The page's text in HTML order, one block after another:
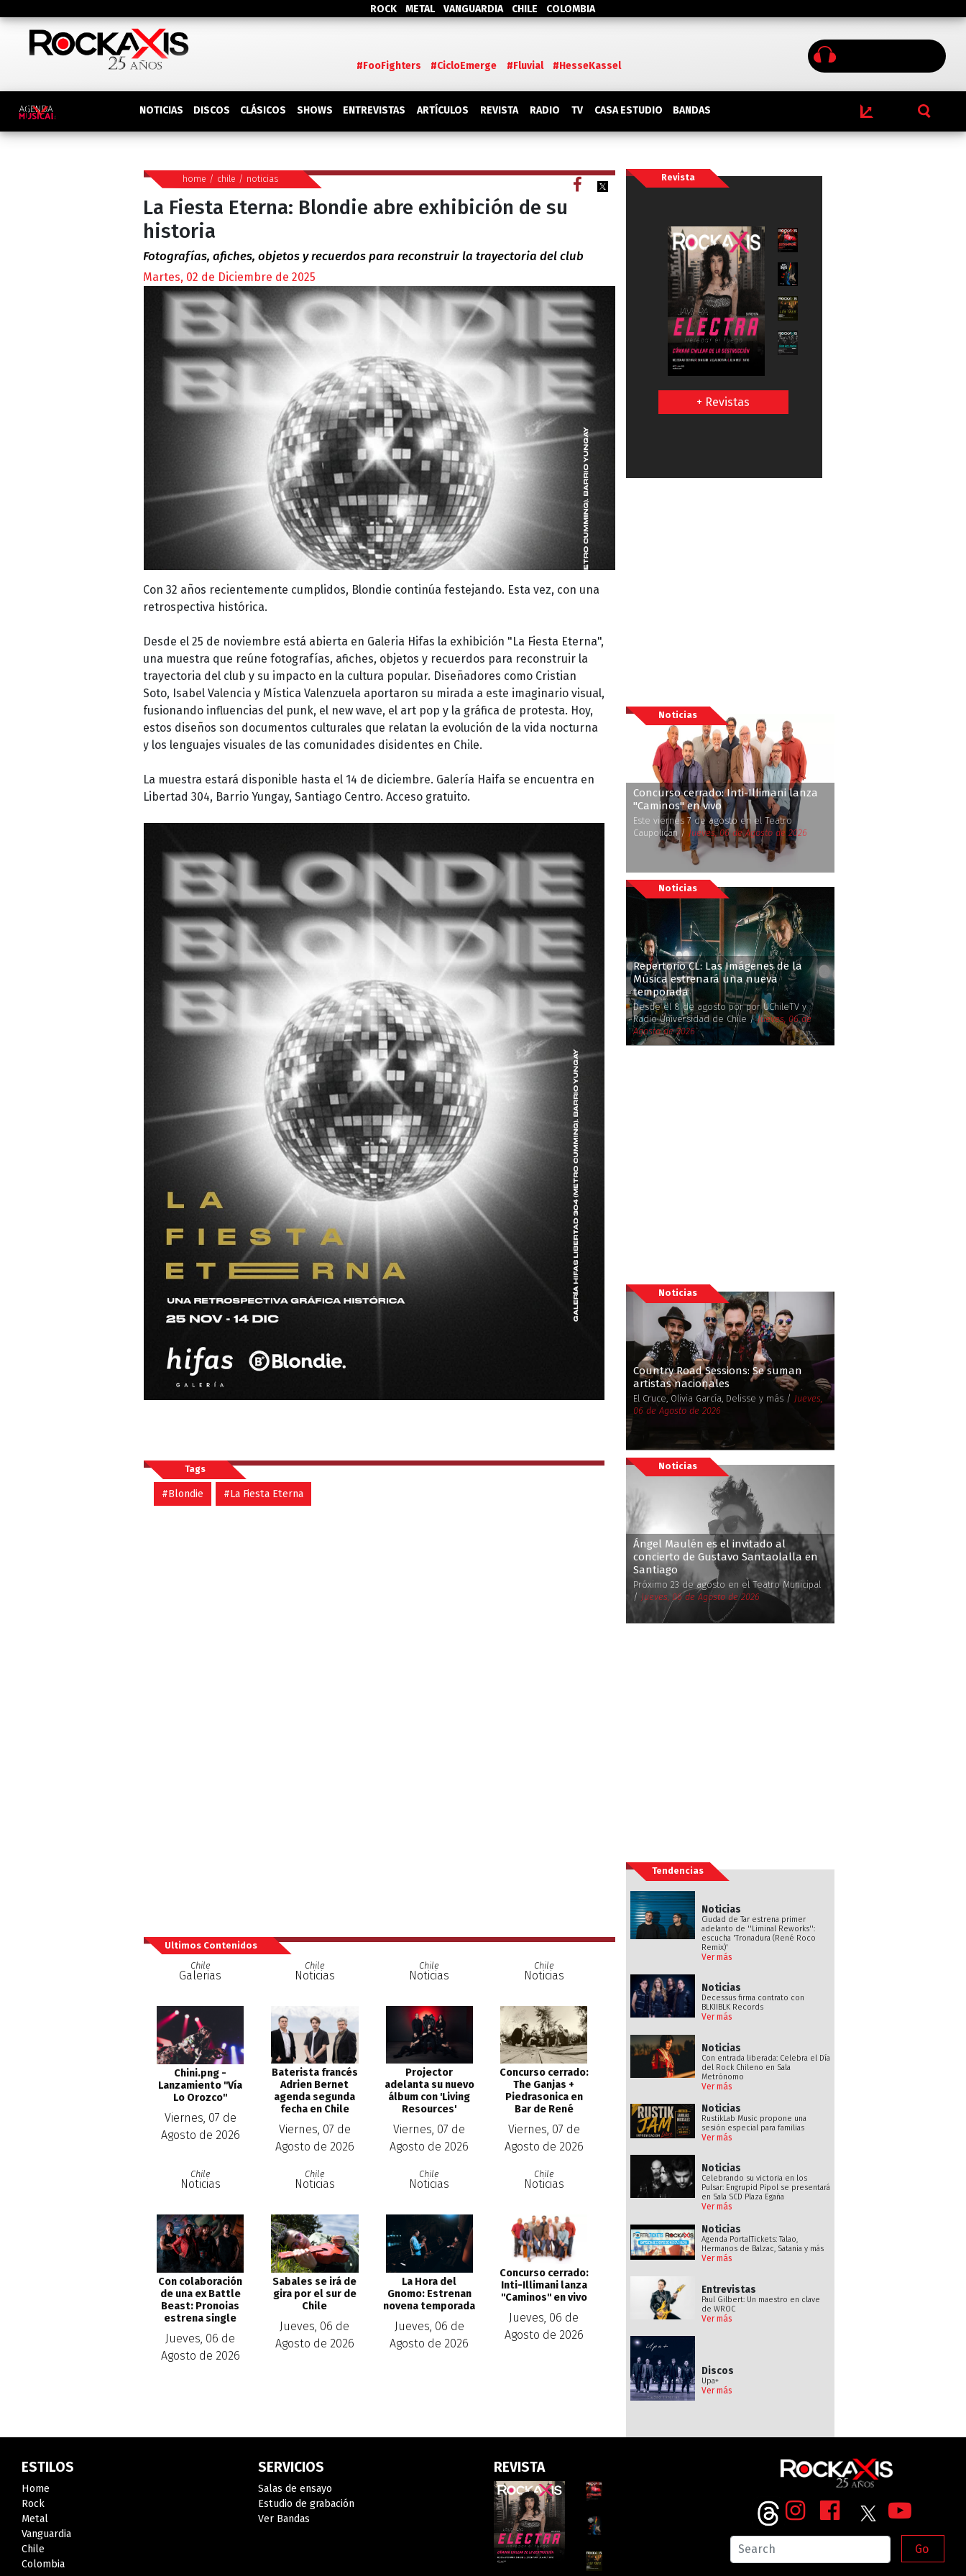
ROCK METAL VANGUARDIA CHILE COLOMBIA
#FooFighters #CicloEmerge #Fluvial #HesseKassel
NOTICIAS DISCOS CLÁSICOS SHOWS ENTREVISTAS ARTÍCULOS REVISTA RADIO TV CASA ESTUDIO BANDAS
home / chile / noticias
La Fiesta Eterna: Blondie abre exhibición de su
historia
Fotografías, afiches, objetos y recuerdos para reconstruir la trayectoria del club
Martes, 02 de Diciembre de 2025
Con 32 años recientemente cumplidos, Blondie continúa festejando. Esta vez, con una
retrospectiva histórica.
Desde el 25 de noviembre está abierta en Galeria Hifas la exhibición "La Fiesta Eterna",
una muestra que reúne fotografías, afiches, objetos y recuerdos para reconstruir la
trayectoria del club y su impacto en la cultura popular. Diseñadores como Cristian
Soto, Isabel Valencia y Mística Valenzuela aportaron su mirada a este imaginario visual,
fusionando influencias del punk, el new wave, el art pop y la gráfica de protesta. Hoy,
estos diseños son documentos culturales que relatan la evolución de la vida nocturna
y los lenguajes visuales de las comunidades disidentes en Chile.
La muestra estará disponible hasta el 14 de diciembre. Galería Haifa se encuentra en
Libertad 304, Barrio Yungay, Santiago Centro. Acceso gratuito.
Tags
#Blondie #La Fiesta Eterna
Ultimos Contenidos
Chile
Galerias
Chini.png -
Lanzamiento ''Vía
Lo Orozco''
Viernes, 07 de
Agosto de 2026
Chile
Noticias
Baterista francés
Adrien Bernet
agenda segunda
fecha en Chile
Viernes, 07 de
Agosto de 2026
Chile
Noticias
Projector
adelanta su nuevo
álbum con 'Living
Resources'
Viernes, 07 de
Agosto de 2026
Chile
Noticias
Concurso cerrado:
The Ganjas +
Piedrasonica en
Bar de René
Viernes, 07 de
Agosto de 2026
Chile
Noticias
Con colaboración
de una ex Battle
Beast: Pronoias
estrena single
Jueves, 06 de
Agosto de 2026
Chile
Noticias
Sabales se irá de
gira por el sur de
Chile
Jueves, 06 de
Agosto de 2026
Chile
Noticias
La Hora del
Gnomo: Estrenan
novena temporada
Jueves, 06 de
Agosto de 2026
Chile
Noticias
Concurso cerrado:
Inti-Illimani lanza
''Caminos'' en vivo
Jueves, 06 de
Agosto de 2026
Revista
+ Revistas
Noticias
Concurso cerrado: Inti-Illimani lanza
''Caminos'' en vivo
Este viernes 7 de agosto en el Teatro
Caupolicán / Jueves, 06 de Agosto de 2026
Noticias
Repertorio CL: Las Imágenes de la
Música estrenará una nueva
temporada
Desde el 8 de agosto por por UChileTV y
Radio Universidad de Chile /Jueves, 06 de
Agosto de 2026
Noticias
Country Road Sessions: Se suman
artistas nacionales
El Cruce, Olivia García, Delisse y más / Jueves,
06 de Agosto de 2026
Noticias
Ángel Maulén es el invitado al
concierto de Gustavo Santaolalla en
Santiago
Próximo 23 de agosto en el Teatro Municipal
/ Jueves, 06 de Agosto de 2026
Tendencias
Noticias
Ciudad de Tar estrena primer
adelanto de ''Liminal Reworks'':
escucha 'Tronadura (René Roco
Remix)'
Ver más
Noticias
Decessus firma contrato con
BLKIIBLK Records
Ver más
Noticias
Con entrada liberada: Celebra el Día
del Rock Chileno en Sala
Metrónomo
Ver más
Noticias
RustikLab Music propone una
sesión especial para familias
Ver más
Noticias
Celebrando su victoria en los
Pulsar: Engrupid Pipol se presentará
en Sala SCD Plaza Egaña
Ver más
Noticias
Agenda PortalTickets: Talao,
Hermanos de Balzac, Satania y más
Ver más
Entrevistas
Paul Gilbert: Un maestro en clave
de WROC
Ver más
Discos
Upa+
Ver más
ESTILOS
Home
Rock
Metal
Vanguardia
Chile
Colombia
SERVICIOS
Salas de ensayo
Estudio de grabación
Ver Bandas
REVISTA
Go